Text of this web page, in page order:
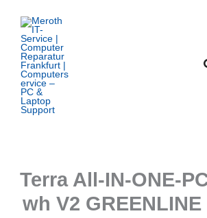
Inhalt
springen
Terra All-IN-ONE-
wh V2